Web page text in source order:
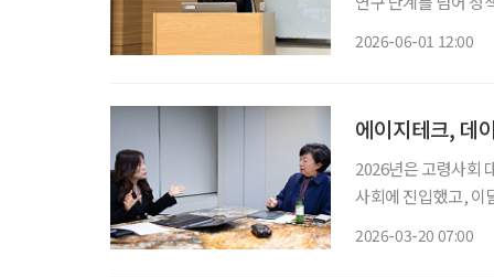
2026-06-01 12:00
에이지테크, 데
2026년은 고령사회
사회에 진입했고, 이
2026-03-20 07:00